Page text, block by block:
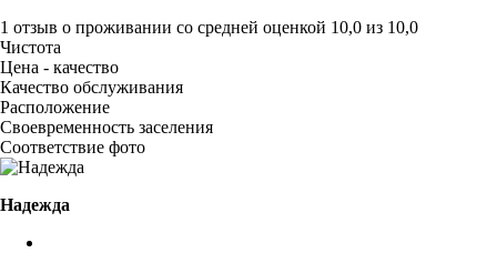
1 отзыв о проживании со средней оценкой 10,0 из 10,0
Чистота
Цена - качество
Качество обслуживания
Расположение
Своевременность заселения
Соответствие фото
Надежда